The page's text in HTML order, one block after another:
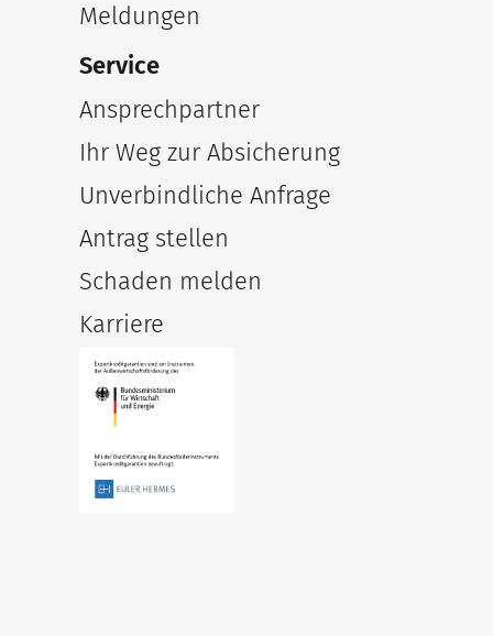
Meldungen
Service
Ansprechpartner
Ihr Weg zur Absicherung
Unverbindliche Anfrage
Antrag stellen
Schaden melden
Karriere